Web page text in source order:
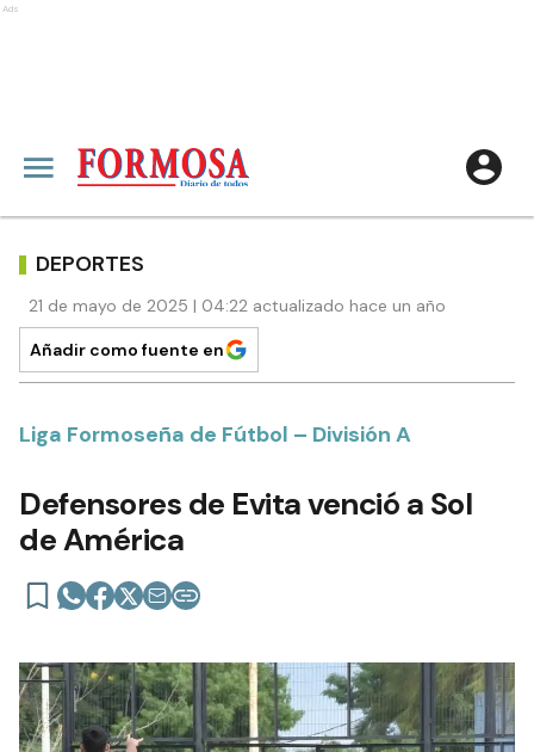
Ads
DEPORTES
21 de mayo de 2025 | 04:22 actualizado hace un año
Añadir como fuente en
Liga Formoseña de Fútbol – División A
Defensores de Evita venció a Sol
de América